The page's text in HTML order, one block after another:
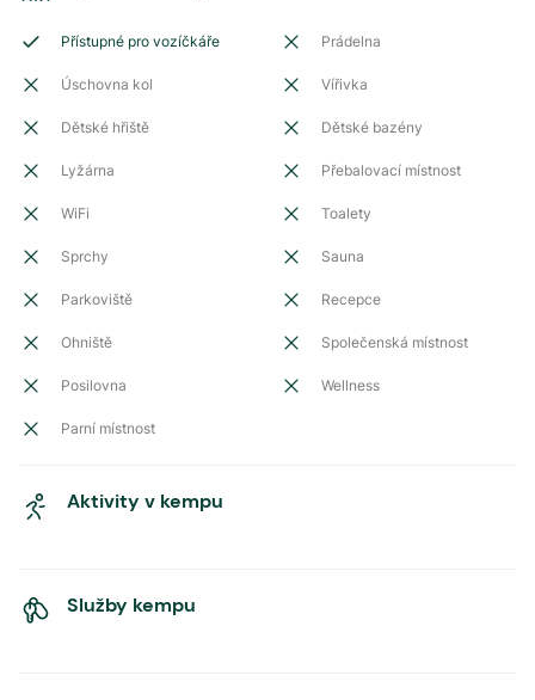
Přístupné pro vozíčkáře Prádelna
Úschovna kol Vířivka
Dětské hřiště Dětské bazény
Lyžárna Přebalovací místnost
WiFi Toalety
Sprchy Sauna
Parkoviště Recepce
Ohniště Společenská místnost
Posilovna Wellness
Parní místnost
Aktivity v kempu
Služby kempu